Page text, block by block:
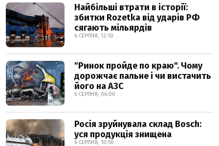
Найбільші втрати в історії:
збитки Rozetka від ударів РФ
сягають мільярдів
6 СЕРПНЯ, 12:10
"Ринок пройде по краю". Чому
дорожчає пальне і чи вистачить
його на АЗС
6 СЕРПНЯ, 06:00
Росія зруйнувала склад Bosch:
уся продукція знищена
6 СЕРПНЯ, 10:50